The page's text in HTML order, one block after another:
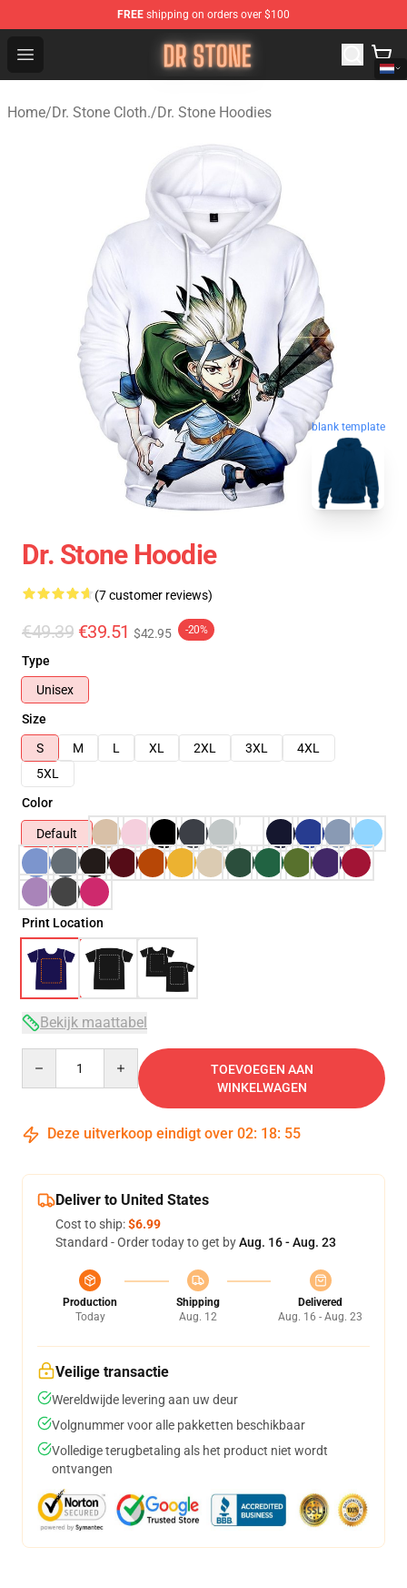
FREE shipping on orders over $100
Open menu
Dr Stone Store - Official Dr Stone Merchandise Shop
Home/Dr. Stone Cloth./Dr. Stone Hoodies
blank template
Dr. Stone Hoodie
(7 customer reviews)
€49.39 €39.51 $42.95 -20%
Type
Unisex
Size
S
M L XL 2XL 3XL
4XL
5XL
Color
Default
Print Location
Bekijk maattabel
TOEVOEGEN AAN
WINKELWAGEN
Deze uitverkoop eindigt over 02: 18: 54
Deliver to United States
Cost to ship:$6.99
Standard - Order today to get byAug. 16 - Aug. 23
Production
Today
Shipping
Aug. 12
Delivered
Aug. 16 - Aug. 23
Veilige transactie
Wereldwijde levering aan uw deur
Volgnummer voor alle pakketten beschikbaar
Volledige terugbetaling als het product niet wordt
ontvangen